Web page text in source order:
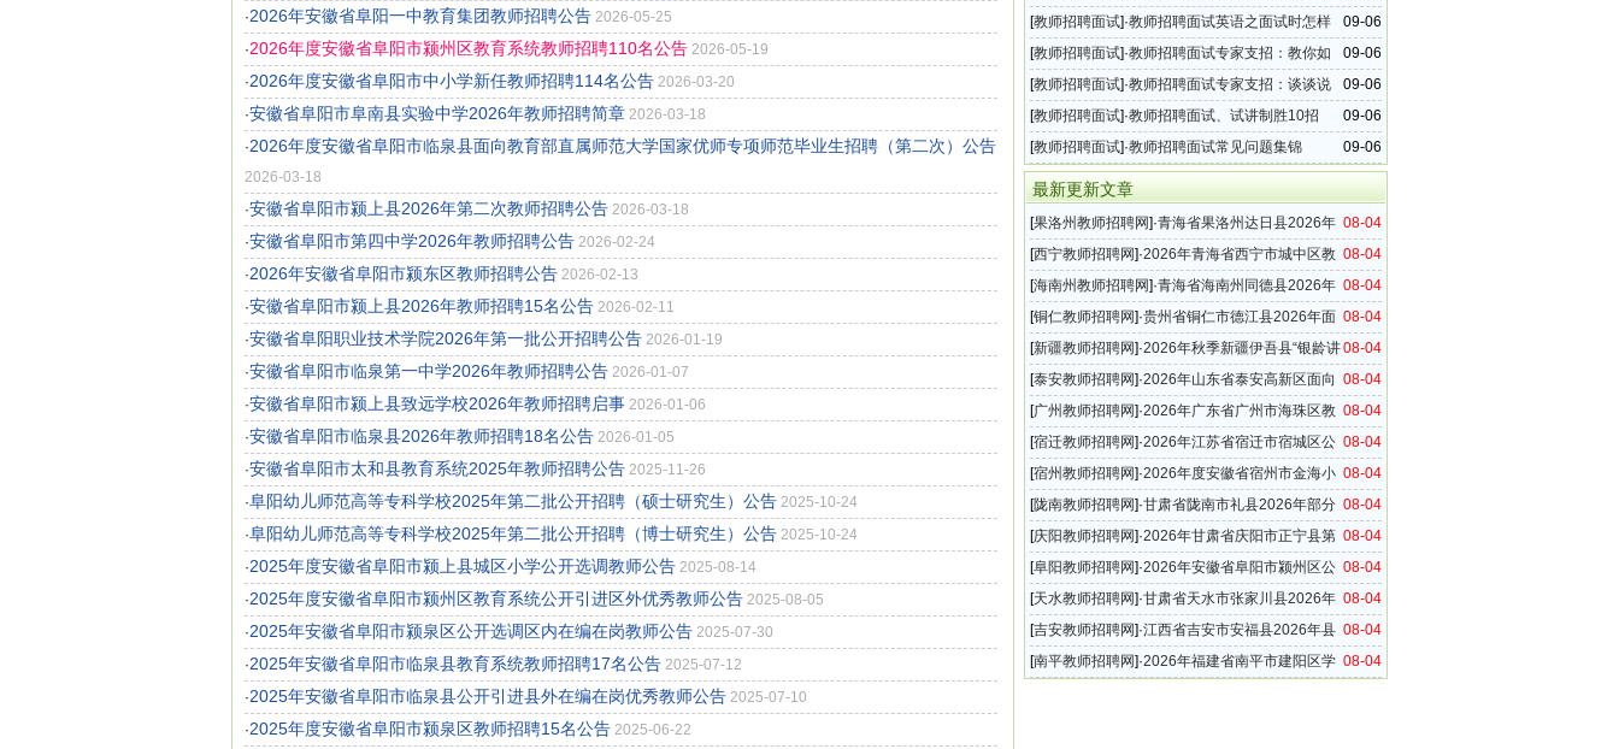
·2026年安徽省阜阳一中教育集团教师招聘公告 2026-05-25
·2026年度安徽省阜阳市颍州区教育系统教师招聘110名公告 2026-05-19
·2026年度安徽省阜阳市中小学新任教师招聘114名公告 2026-03-20
·安徽省阜阳市阜南县实验中学2026年教师招聘简章 2026-03-18
·2026年度安徽省阜阳市临泉县面向教育部直属师范大学国家优师专项师范毕业生招聘（第二次）公告
2026-03-18
·安徽省阜阳市颍上县2026年第二次教师招聘公告 2026-03-18
·安徽省阜阳市第四中学2026年教师招聘公告 2026-02-24
·2026年安徽省阜阳市颍东区教师招聘公告 2026-02-13
·安徽省阜阳市颍上县2026年教师招聘15名公告 2026-02-11
·安徽省阜阳职业技术学院2026年第一批公开招聘公告 2026-01-19
·安徽省阜阳市临泉第一中学2026年教师招聘公告 2026-01-07
·安徽省阜阳市颍上县致远学校2026年教师招聘启事 2026-01-06
·安徽省阜阳市临泉县2026年教师招聘18名公告 2026-01-05
·安徽省阜阳市太和县教育系统2025年教师招聘公告 2025-11-26
·阜阳幼儿师范高等专科学校2025年第二批公开招聘（硕士研究生）公告 2025-10-24
·阜阳幼儿师范高等专科学校2025年第二批公开招聘（博士研究生）公告 2025-10-24
·2025年度安徽省阜阳市颍上县城区小学公开选调教师公告 2025-08-14
·2025年度安徽省阜阳市颍州区教育系统公开引进区外优秀教师公告 2025-08-05
·2025年安徽省阜阳市颍泉区公开选调区内在编在岗教师公告 2025-07-30
·2025年安徽省阜阳市临泉县教育系统教师招聘17名公告 2025-07-12
·2025年安徽省阜阳市临泉县公开引进县外在编在岗优秀教师公告 2025-07-10
·2025年度安徽省阜阳市颍泉区教师招聘15名公告 2025-06-22
点
09-06
[教师招聘面试]·教师招聘面试英语之面试时怎样
自我介绍
09-06
[教师招聘面试]·教师招聘面试专家支招：教你如
何说好课教好课
09-06
[教师招聘面试]·教师招聘面试专家支招：谈谈说
课的基本要求
09-06
[教师招聘面试]·教师招聘面试、试讲制胜10招
09-06
[教师招聘面试]·教师招聘面试常见问题集锦
最新更新文章
08-04
[果洛州教师招聘网]·青海省果洛州达日县2026年
补招教师公告
08-04
[西宁教师招聘网]·2026年青海省西宁市城中区教
育局面向社会公开招聘区聘教师公告
08-04
[海南州教师招聘网]·青海省海南州同德县2026年
学前教育非在编政府临聘教师招聘公告
08-04
[铜仁教师招聘网]·贵州省铜仁市德江县2026年面
向县内外公开选调在编教师实施方案
08-04
[新疆教师招聘网]·2026年秋季新疆伊吾县“银龄讲
学计划”教师招募公告
08-04
[泰安教师招聘网]·2026年山东省泰安高新区面向
社会公开招聘临聘教师公告
08-04
[广州教师招聘网]·2026年广东省广州市海珠区教
育系统教师招聘6名公告
08-04
[宿迁教师招聘网]·2026年江苏省宿迁市宿城区公
办学校教师招聘公告
08-04
[宿州教师招聘网]·2026年度安徽省宿州市金海小
学教师招聘公告
08-04
[陇南教师招聘网]·甘肃省陇南市礼县2026年部分
中小学公开选调教师公告
08-04
[庆阳教师招聘网]·2026年甘肃省庆阳市正宁县第
二中学公开招聘高中退休骨干教师公告
08-04
[阜阳教师招聘网]·2026年安徽省阜阳市颍州区公
开选调区内农村在编在岗教师公告
08-04
[天水教师招聘网]·甘肃省天水市张家川县2026年
公开选调中小学幼儿园教师的公告
08-04
[吉安教师招聘网]·江西省吉安市安福县2026年县
城和县城周边学校选调教师公告
08-04
[南平教师招聘网]·2026年福建省南平市建阳区学